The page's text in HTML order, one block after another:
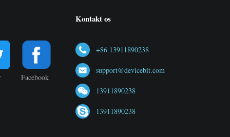
Facebook
Kontakt os
+86 13911890238
support@devicebit.com
13911890238
13911890238